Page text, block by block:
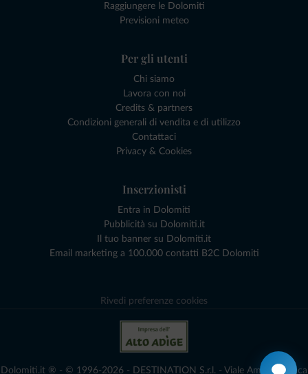
Raggiungere le Dolomiti
Previsioni meteo
Per gli utenti
Chi siamo
Lavora con noi
Credits & partners
Condizioni generali di vendita e di utilizzo
Contattaci
Privacy & Cookies
Inserzionisti
Entra in Dolomiti
Pubblicità su Dolomiti.it
Il tuo banner su Dolomiti.it
Email marketing a 100.000 contatti B2C Dolomiti
Rivedi preferenze cookies
Dolomiti.it ® - © 1996-2026 - DESTINATION S.r.l. - Viale Amedeo Duca